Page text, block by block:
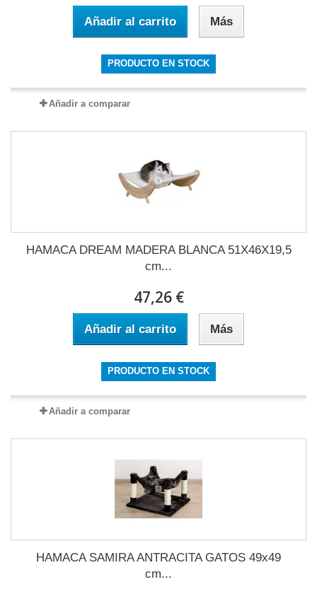
Añadir al carrito Más
PRODUCTO EN STOCK
Añadir a comparar
HAMACA DREAM MADERA BLANCA 51X46X19,5
cm...
47,26 €
Añadir al carrito Más
PRODUCTO EN STOCK
Añadir a comparar
HAMACA SAMIRA ANTRACITA GATOS 49x49
cm...